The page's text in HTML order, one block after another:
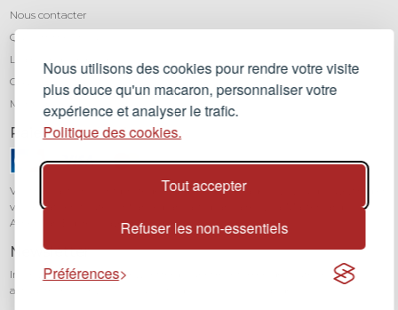
Nous utilisons des cookies pour rendre votre visite
plus douce qu'un macaron, personnaliser votre
expérience et analyser le trafic.
Politique des cookies.
Tout accepter
Refuser les non-essentiels
Préférences
Nous contacter
Qui sommes-nous ?
Léa mundis, le blog
CGV
Mentions légales
Paiement sécurisé
Vos transactions sont protégées grâce au cryptage SSL. Vous pouvez régler
vos achats en toute confiance par carte bancaire (Visa, Mastercard,
American Express) avec notre partenaire Stripe.
Newsletter
Inscrivez-vous à notre newsletter pour être informé de toutes nos
actualités et recevoir 10% sur votre première commande.